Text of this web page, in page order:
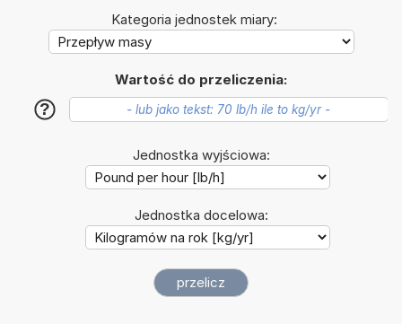
Kategoria jednostek miary:
Wartość do przeliczenia:
?
Jednostka wyjściowa:
Jednostka docelowa: